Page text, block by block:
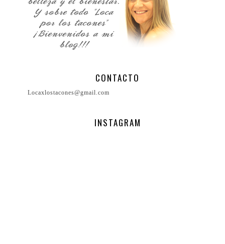
CONTACTO
Locaxlostacones@gmail.com
INSTAGRAM